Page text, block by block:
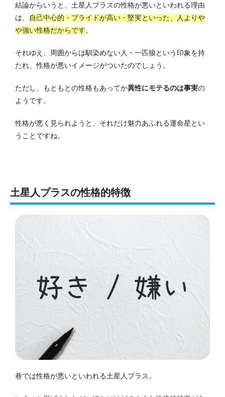
結論からいうと、土星人プラスの性格が悪いといわれる理由
は、
自己中心的・プライドが高い・堅実といった、人よりや
や強い性格だからです。
それゆえ、周囲からは馴染めない人・一匹狼という印象を持
たれ、性格が悪いイメージがついたのでしょう。
ただし、もともとの性格もあってか異性にモテるのは事実の
ようです。
性格が悪く見られようと、それだけ魅力あふれる運命星とい
うことですね。
土星人プラスの性格的特徴
巷では性格が悪いといわれる土星人プラス。